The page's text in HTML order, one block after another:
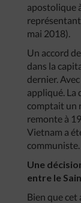
apostolique
mai 2018).
Un accord
dans la
dernier.
appliqué. La
comptait un
remonte à
Vietnam a
communiste.
Une
entre le
Bien que cet